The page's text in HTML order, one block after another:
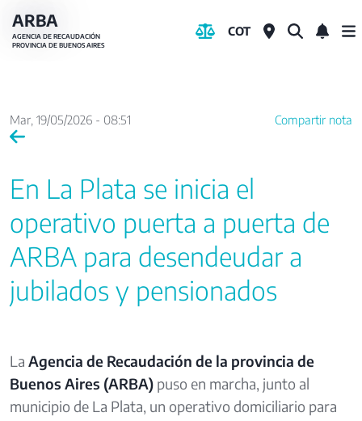
Pasar
al
ARBA
AGENCIA DE RECAUDACIÓN
PROVINCIA DE BUENOS AIRES
COT
Mar, 19/05/2026 - 08:51 Compartir nota
En La Plata se inicia el
operativo puerta a puerta de
ARBA para desendeudar a
jubilados y pensionados
La Agencia de Recaudación de la provincia de
Buenos Aires (ARBA) puso en marcha, junto al
municipio de La Plata, un operativo domiciliario para